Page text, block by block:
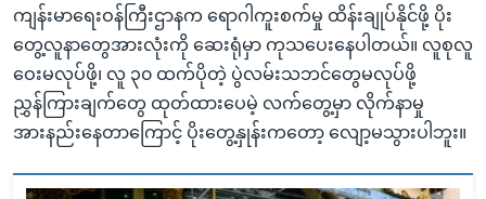
ကျန်းမာရေးဝန်ကြီးဌာနက ရောဂါကူးစက်မှု ထိန်းချုပ်နိုင်ဖို့ ပိုး
တွေ့လူနာတွေအားလုံးကို ဆေးရုံမှာ ကုသပေးနေပါတယ်။ လူစုလူ
ဝေးမလုပ်ဖို့၊ လူ ၃၀ ထက်ပိုတဲ့ ပွဲလမ်းသဘင်တွေမလုပ်ဖို့
ညွှန်ကြားချက်တွေ ထုတ်ထားပေမဲ့ လက်တွေ့မှာ လိုက်နာမှု
အားနည်းနေတာကြောင့် ပိုးတွေ့နှုန်းကတော့ လျော့မသွားပါဘူး။